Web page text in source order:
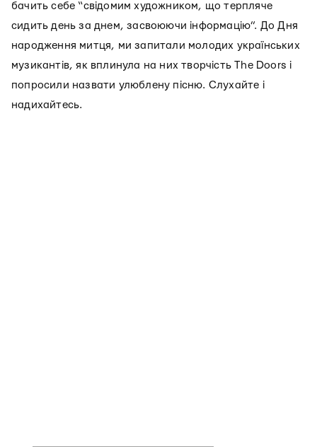
бачить себе “свідомим художником, що терпляче
сидить день за днем, засвоюючи інформацію”. До Дня
народження митця, ми запитали молодих українських
музикантів, як вплинула на них творчість The Doors і
попросили назвати улюблену пісню. Слухайте і
надихайтесь.